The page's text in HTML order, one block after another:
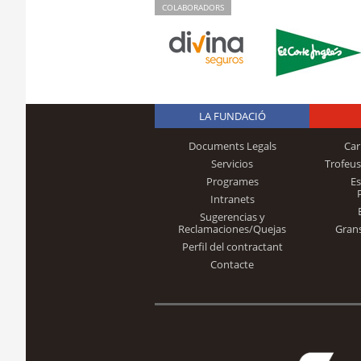
COLABORADORS
LA FUNDACIÓ
Documents Legals
Servicios
Programes
Intranets
Sugerencias y
Reclamaciones/Quejas
Perfil del contractant
Contacte